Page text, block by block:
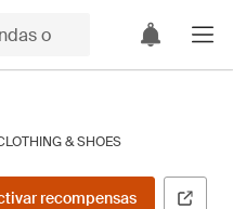
& SHOES
recompensas